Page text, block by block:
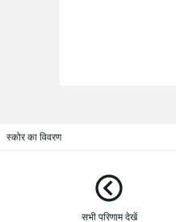
स्कोर का विवरण
सभी परिणाम देखें